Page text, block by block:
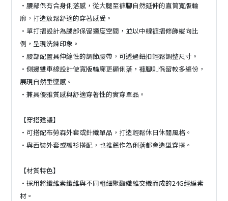
・腰部保有合身俐落感，從大腿至褲腳自然延伸的直筒寬版輪
廓，打造放鬆舒適的穿著感受。
・單打摺設計為腿部保留適度空間，並以中線褲摺修飾縱向比
例，呈現洗鍊印象。
・腰部配置具伸縮性的調節腰帶，可透過鈕扣輕鬆調整尺寸。
・側邊雙車線設計使寬版輪廓更顯俐落，褲腳則保留較多縫份，
展現自然垂墜感。
・兼具優雅質感與舒適穿著性的實穿單品。
【穿搭建議】
・可搭配布勞森外套或針織單品，打造輕鬆休日休閒風格。
・與西裝外套或襯衫搭配，也推薦作為俐落都會造型穿搭。
【材質特色】
・採用將纖維素纖維與不同粗細聚酯纖維交織而成的24G經編素
材。